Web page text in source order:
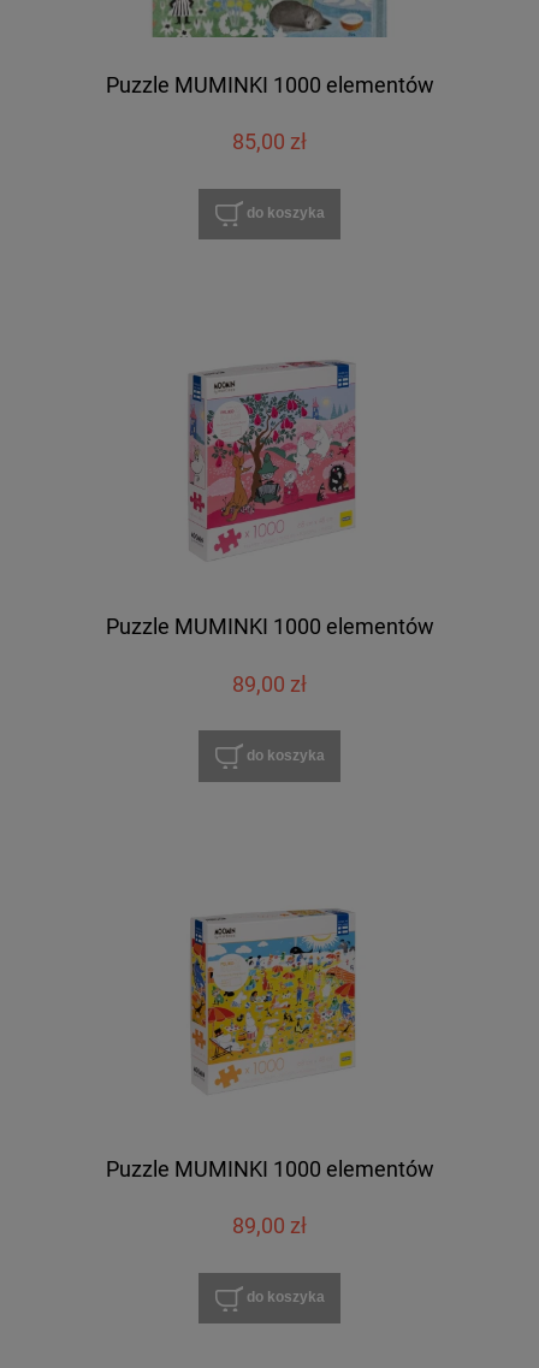
Puzzle MUMINKI 1000 elementów
85,00 zł
do koszyka
Puzzle MUMINKI 1000 elementów
89,00 zł
do koszyka
Puzzle MUMINKI 1000 elementów
89,00 zł
do koszyka